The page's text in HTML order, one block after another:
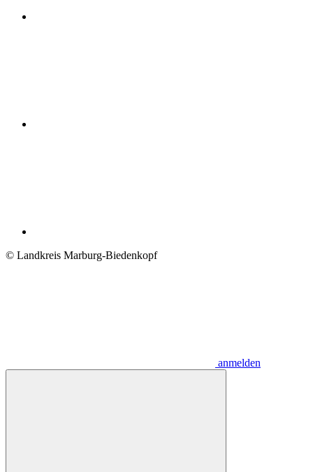
© Landkreis Marburg-Biedenkopf
anmelden